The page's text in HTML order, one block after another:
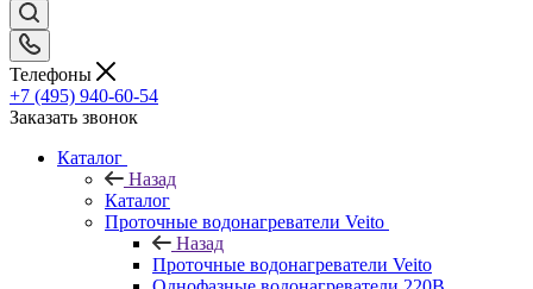
Телефоны
+7 (495) 940-60-54
Заказать звонок
Каталог
Назад
Каталог
Проточные водонагреватели Veito
Назад
Проточные водонагреватели Veito